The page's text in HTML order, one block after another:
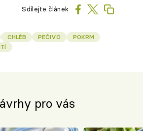
Sdílejte článek
CHLÉB PEČIVO
POKRM
pro vás